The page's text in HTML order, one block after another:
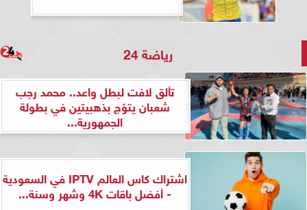
رياضة 24
تألق لافت لبطل واعد.. محمد رجب
شعبان يتوّج بذهبيتين في بطولة
الجمهورية...
اشتراك كاس العالم IPTV في السعودية
- أفضل باقات 4K وشهر وسنة...